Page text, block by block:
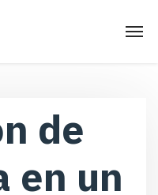
de
en un